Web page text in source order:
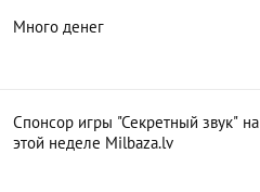
Много денег
Спонсор игры "Секретный звук" на
этой неделе Milbaza.lv